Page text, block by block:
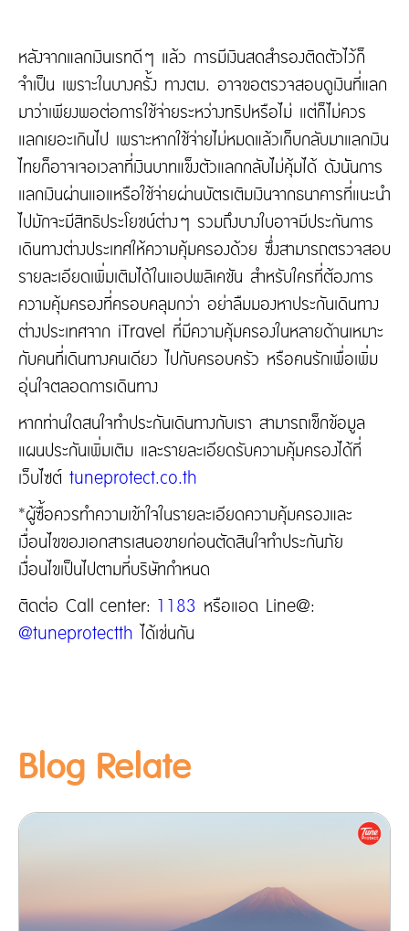
หลังจากแลกเงินเรทดีๆ แล้ว การมีเงินสดสำรองติดตัวไว้ก็
จำเป็น เพราะในบางครั้ง ทางตม. อาจขอตรวจสอบดูเงินที่แลก
มาว่าเพียงพอต่อการใช้จ่ายระหว่างทริปหรือไม่ แต่ก็ไม่ควร
แลกเยอะเกินไป เพราะหากใช้จ่ายไม่หมดแล้วเก็บกลับมาแลกเงิน
ไทยก็อาจเจอเวลาที่เงินบาทแข็งตัวแลกกลับไม่คุ้มได้ ดังนัันการ
แลกเงินผ่านแอแหรือใช้จ่ายผ่านบัตรเติมเงินจากธนาคารที่แนะนำ
ไปมักจะมีสิทธิประโยชน์ต่างๆ รวมถึงบางใบอาจมีประกันการ
เดินทางต่างประเทศให้ความคุ้มครองด้วย ซึ่งสามารถตรวจสอบ
รายละเอียดเพิ่มเติมได้ในแอปพลิเคชัน สำหรับใครที่ต้องการ
ความคุ้มครองที่ครอบคลุมกว่า อย่าลืมมองหาประกันเดินทาง
ต่างประเทศจาก iTravel ที่มีความคุ้มครองในหลายด้านเหมาะ
กับคนที่เดินทางคนเดียว ไปกับครอบครัว หรือคนรักเพื่อเพิ่ม
อุ่นใจตลอดการเดินทาง
หากท่านใดสนใจทำประกันเดินทางกับเรา สามารถเช็กข้อมูล
แผนประกันเพิ่มเติม และรายละเอียดรับความคุ้มครองได้ที่
เว็บไซต์ tuneprotect.co.th
*ผู้ซื้อควรทำความเข้าใจในรายละเอียดความคุ้มครองและ
เงื่อนไขของเอกสารเสนอขายก่อนตัดสินใจทำประกันภัย
เงื่อนไขเป็นไปตามที่บริษัทกำหนด
ติดต่อ Call center: 1183 หรือแอด Line@:
@tuneprotectth ได้เช่นกัน
Blog Relate